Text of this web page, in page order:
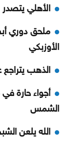
الأهلي
ملحق دوري
الأوزبكي
الذهب يتراجع
أجواء حارة
الشمس
الله يلعن